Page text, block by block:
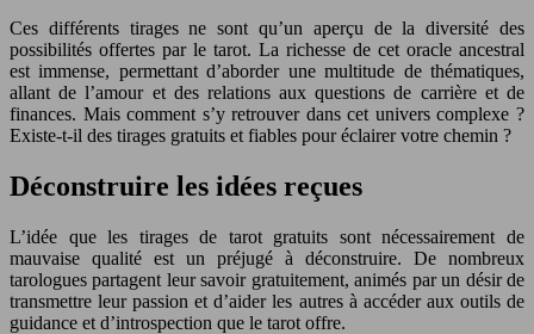
Ces différents tirages ne sont qu’un aperçu de la diversité des
possibilités offertes par le tarot. La richesse de cet oracle ancestral
est immense, permettant d’aborder une multitude de thématiques,
allant de l’amour et des relations aux questions de carrière et de
finances. Mais comment s’y retrouver dans cet univers complexe ?
Existe-t-il des tirages gratuits et fiables pour éclairer votre chemin ?
Déconstruire les idées reçues
L’idée que les tirages de tarot gratuits sont nécessairement de
mauvaise qualité est un préjugé à déconstruire. De nombreux
tarologues partagent leur savoir gratuitement, animés par un désir de
transmettre leur passion et d’aider les autres à accéder aux outils de
guidance et d’introspection que le tarot offre.